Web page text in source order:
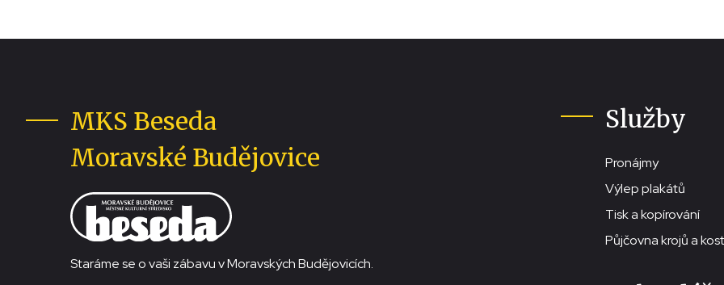
MKS Beseda
Moravské Budějovice
Staráme se o vaši zábavu v Moravských Budějovicích.
Služby
Pronájmy
Výlep plakátů
Tisk a kopírování
Půjčovna krojů a